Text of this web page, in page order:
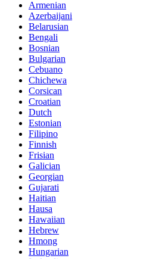
Armenian
Azerbaijani
Belarusian
Bengali
Bosnian
Bulgarian
Cebuano
Chichewa
Corsican
Croatian
Dutch
Estonian
Filipino
Finnish
Frisian
Galician
Georgian
Gujarati
Haitian
Hausa
Hawaiian
Hebrew
Hmong
Hungarian